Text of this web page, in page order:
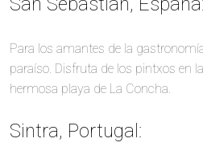
Para los amantes de la
paraíso. Disfruta de los pintxos en
hermosa playa de La Concha.
Sintra, Portugal: